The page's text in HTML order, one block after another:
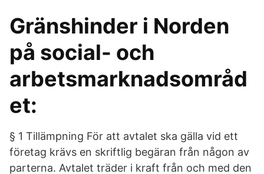
Gränshinder i Norden
på social- och
arbetsmarknadsområd
et:
§ 1 Tillämpning För att avtalet ska gälla vid ett
företag krävs en skriftlig begäran från någon av
parterna. Avtalet träder i kraft från och med den